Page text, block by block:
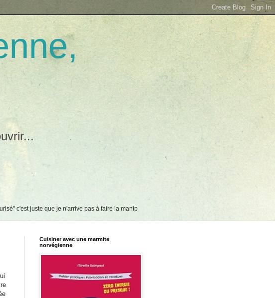
c'est juste que je n'arrive pas à faire la manip
Cuisiner avec une marmite
norvégienne